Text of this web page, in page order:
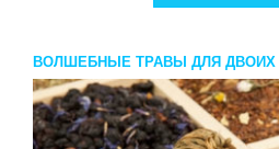
ВОЛШЕБНЫЕ ТРАВЫ ДЛЯ ДВОИХ